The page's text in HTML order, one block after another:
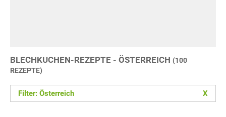
BLECHKUCHEN-REZEPTE - ÖSTERREICH (100
REZEPTE)
Filter: Österreich X